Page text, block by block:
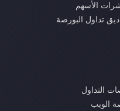
الأسهم
تداول البورصة
التداول
الويب